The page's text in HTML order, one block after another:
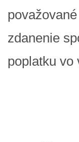
zdanenie
poplatku vo